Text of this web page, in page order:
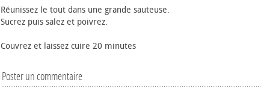
Réunissez le tout dans une grande sauteuse.
Sucrez puis salez et poivrez.
Couvrez et laissez cuire 20 minutes
Poster un commentaire